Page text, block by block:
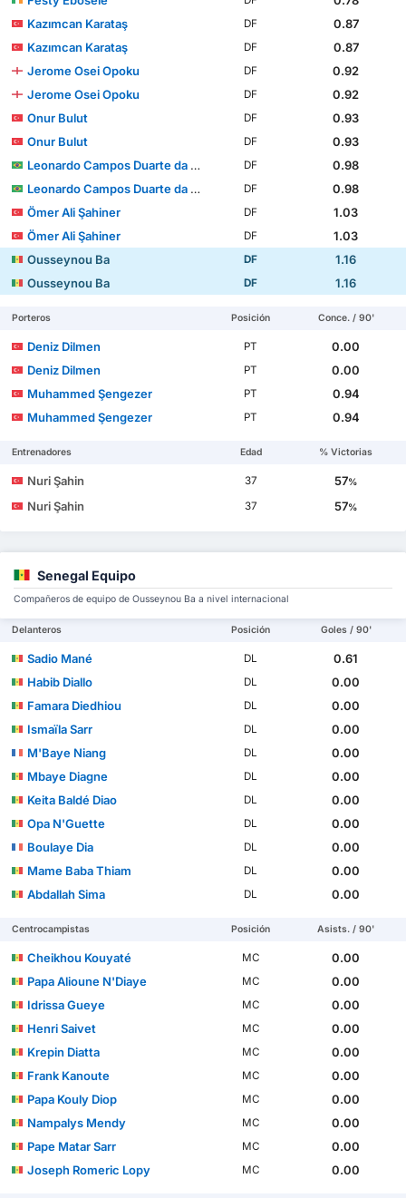
Kazımcan Karataş
DF
0.87
Kazımcan Karataş
DF
0.87
Jerome Osei Opoku
DF
0.92
Jerome Osei Opoku
DF
0.92
Onur Bulut
DF
0.93
Onur Bulut
DF
0.93
Leonardo Campos Duarte da Silva
DF
0.98
Leonardo Campos Duarte da Silva
DF
0.98
Ömer Ali Şahiner
DF
1.03
Ömer Ali Şahiner
DF
1.03
Ousseynou Ba
DF
1.16
Ousseynou Ba
DF 1.16
Porteros Posición Conce. / 90'
Deniz Dilmen PT
0.00
Deniz Dilmen
PT
0.00
Muhammed Şengezer
PT
0.94
Muhammed Şengezer
PT 0.94
Entrenadores Edad % Victorias
Nuri Şahin 37 57%
Nuri Şahin 37 57%
Senegal Equipo
Compañeros de equipo de Ousseynou Ba a nivel internacional
Delanteros Posición Goles / 90'
Sadio Mané DL
0.61
Habib Diallo
DL
0.00
Famara Diedhiou
DL
0.00
Ismaïla Sarr
DL
0.00
M'Baye Niang
DL
0.00
Mbaye Diagne
DL
0.00
Keita Baldé Diao
DL
0.00
Opa N'Guette
DL
0.00
Boulaye Dia
DL
0.00
Mame Baba Thiam
DL
0.00
Abdallah Sima
DL 0.00
Centrocampistas Posición Asists. / 90'
Cheikhou Kouyaté MC
0.00
Papa Alioune N'Diaye
MC
0.00
Idrissa Gueye
MC
0.00
Henri Saivet
MC
0.00
Krepin Diatta
MC
0.00
Frank Kanoute
MC
0.00
Papa Kouly Diop
MC
0.00
Nampalys Mendy
MC
0.00
Pape Matar Sarr
MC
0.00
Joseph Romeric Lopy
MC 0.00